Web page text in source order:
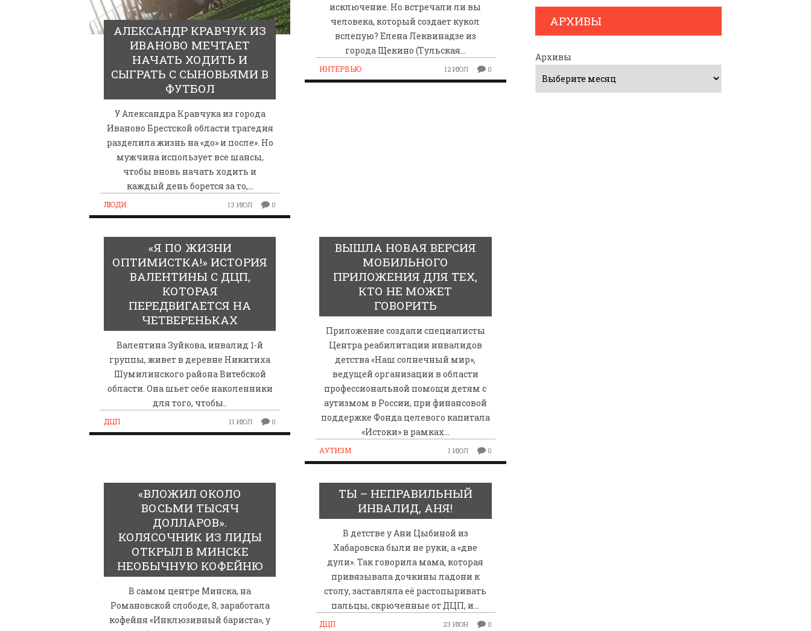
АЛЕКСАНДР КРАВЧУК ИЗ
ИВАНОВО МЕЧТАЕТ
НАЧАТЬ ХОДИТЬ И
СЫГРАТЬ С СЫНОВЬЯМИ В
ФУТБОЛ
У Александра Кравчука из города
Иваново Брестской области трагедия
разделила жизнь на «до» и после». Но
мужчина использует все шансы,
чтобы вновь начать ходить и
каждый день борется за то,…
ЛЮДИ 13 ИЮЛ 0
исключение. Но встречали ли вы
человека, который создает кукол
вслепую? Елена Леквинадзе из
города Щекино (Тульская…
ИНТЕРВЬЮ 12 ИЮЛ 0
«Я ПО ЖИЗНИ
ОПТИМИСТКА!» ИСТОРИЯ
ВАЛЕНТИНЫ С ДЦП,
КОТОРАЯ
ПЕРЕДВИГАЕТСЯ НА
ЧЕТВЕРЕНЬКАХ
Валентина Зуйкова, инвалид 1-й
группы, живет в деревне Никитиха
Шумилинского района Витебской
области. Она шьет себе наколенники
для того, чтобы..
ДЦП 11 ИЮЛ 0
ВЫШЛА НОВАЯ ВЕРСИЯ
МОБИЛЬНОГО
ПРИЛОЖЕНИЯ ДЛЯ ТЕХ,
КТО НЕ МОЖЕТ
ГОВОРИТЬ
Приложение создали специалисты
Центра реабилитации инвалидов
детства «Наш солнечный мир»,
ведущей организации в области
профессиональной помощи детям с
аутизмом в России, при финансовой
поддержке Фонда целевого капитала
«Истоки» в рамках…
АУТИЗМ 1 ИЮЛ 0
«ВЛОЖИЛ ОКОЛО
ВОСЬМИ ТЫСЯЧ
ДОЛЛАРОВ».
КОЛЯСОЧНИК ИЗ ЛИДЫ
ОТКРЫЛ В МИНСКЕ
НЕОБЫЧНУЮ КОФЕЙНЮ
В самом центре Минска, на
Романовской слободе, 8, заработала
кофейня «Инклюзивный бариста», у
ТЫ – НЕПРАВИЛЬНЫЙ
ИНВАЛИД, АНЯ!
В детстве у Ани Цыбиной из
Хабаровска были не руки, а «две
дули». Так говорила мама, которая
привязывала дочкины ладони к
столу, заставляла её растопыривать
пальцы, скрюченные от ДЦП, и…
ДЦП 23 ИЮН 0
АРХИВЫ
Архивы